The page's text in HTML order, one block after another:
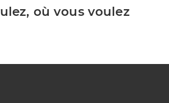
où vous voulez